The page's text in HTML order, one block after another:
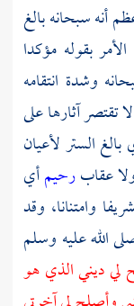
أنه سبحانه بالغ
بقوله مؤكدا
وشدة انتقامه
تقتصر آثارها على
بالغ الستر لأعيان
عقابرحيمأي
وامتنانا، وقد
الله عليه وسلم
ديني الذي هو